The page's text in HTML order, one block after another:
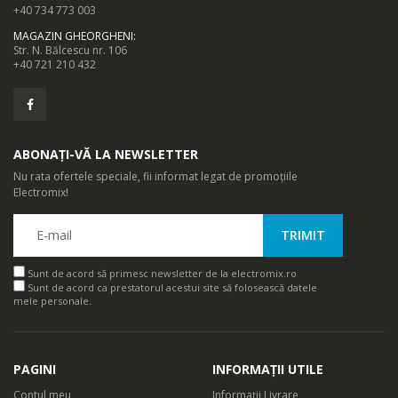
+40 734 773 003
MAGAZIN GHEORGHENI:
Str. N. Bălcescu nr. 106
+40 721 210 432
ABONAȚI-VĂ LA NEWSLETTER
Nu rata ofertele speciale, fii informat legat de promoțiile
Electromix!
Sunt de acord să primesc newsletter de la electromix.ro
Sunt de acord ca prestatorul acestui site să folosească datele
mele personale.
PAGINI
Contul meu
INFORMAȚII UTILE
Informații Livrare